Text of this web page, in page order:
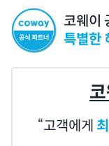
코웨이
특별한
고객에게